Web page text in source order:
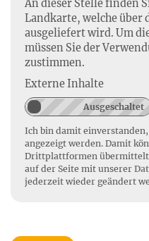
An dieser Stelle finden
Landkarte, welche über
ausgeliefert wird. Um
müssen Sie der
zustimmen.
Externe Inhalte
Ich bin damit
angezeigt werden. Damit
Drittplattformen übermittelt
auf der Seite mit unserer
jederzeit wieder geändert